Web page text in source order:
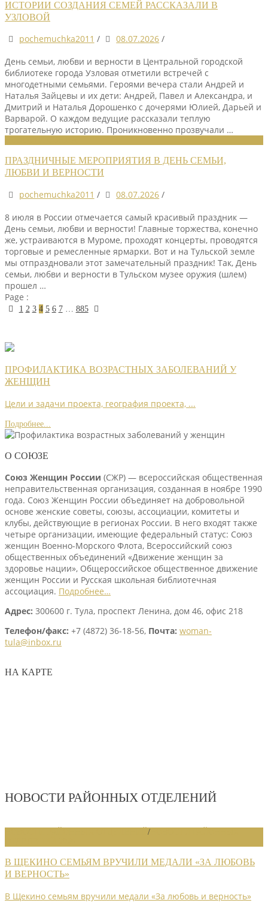
ИСТОРИИ СОЗДАНИЯ СЕМЕЙ РАССКАЗАЛИ В
УЗЛОВОЙ
pochemuchka2011 / 08.07.2026 /
День семьи, любви и верности в Центральной городской
библиотеке города Узловая отметили встречей с
многодетными семьями. Героями вечера стали Андрей и
Наталья Зайцевы и их дети: Андрей, Павел и Александра, и
Дмитрий и Наталья Дорошенко с дочерями Юлией, Дарьей и
Варварой. О каждом ведущие рассказали теплую
трогательную историю. Проникновенно прозвучали …
ПРАЗДНИЧНЫЕ МЕРОПРИЯТИЯ В ДЕНЬ СЕМЬИ,
ЛЮБВИ И ВЕРНОСТИ
pochemuchka2011 / 08.07.2026 /
8 июля в России отмечается самый красивый праздник —
День семьи, любви и верности! Главные торжества, конечно
же, устраиваются в Муроме, проходят концерты, проводятся
торговые и ремесленные ярмарки. Вот и на Тульской земле
мы отпраздновали этот замечательный праздник! Так, День
семьи, любви и верности в Тульском музее оружия (шлем)
прошел …
Page :
1 2 3 4 5 6 7 885
ПРОФИЛАКТИКА ВОЗРАСТНЫХ ЗАБОЛЕВАНИЙ У
ЖЕНЩИН
Цели и задачи проекта, география проекта, ...
Подробнее...
О СОЮЗЕ
Союз Женщин России (СЖР) — всероссийская общественная
неправительственная организация, созданная в ноябре 1990
года. Союз Женщин России объединяет на добровольной
основе женские советы, союзы, ассоциации, комитеты и
клубы, действующие в регионах России. В него входят также
четыре организации, имеющие федеральный статус: Союз
женщин Военно-Морского Флота, Всероссийский союз
общественных объединений «Движение женщин за
здоровье нации», Общероссийское общественное движение
женщин России и Русская школьная библиотечная
ассоциация. Подробнее…
Адрес: 300600 г. Тула, проспект Ленина, дом 46, офис 218
Телефон/факс: +7 (4872) 36-18-56, Почта: woman-
tula@inbox.ru
НА КАРТЕ
НОВОСТИ РАЙОННЫХ ОТДЕЛЕНИЙ
/
В ЩЕКИНО СЕМЬЯМ ВРУЧИЛИ МЕДАЛИ «ЗА ЛЮБОВЬ
И ВЕРНОСТЬ»
В Щекино семьям вручили медали «За любовь и верность»